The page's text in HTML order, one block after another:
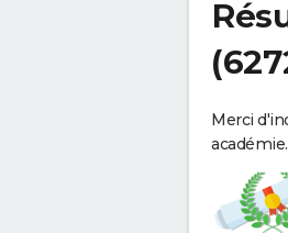
Merci
académie.